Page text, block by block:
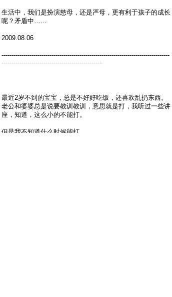
生活中，我们是扮演慈母，还是严母，更有利于孩子的成长
呢？矛盾中……
2009.08.06
------------------------------------------------------------------------------------
--------------------------------------------------
最近2岁不到的宝宝，总是不好好吃饭，还喜欢乱扔东西。
老公和婆婆总是说要教训教训，意思就是打，我听过一些讲
座，知道，这么小的不能打。
但是我不知道什么时候能打。